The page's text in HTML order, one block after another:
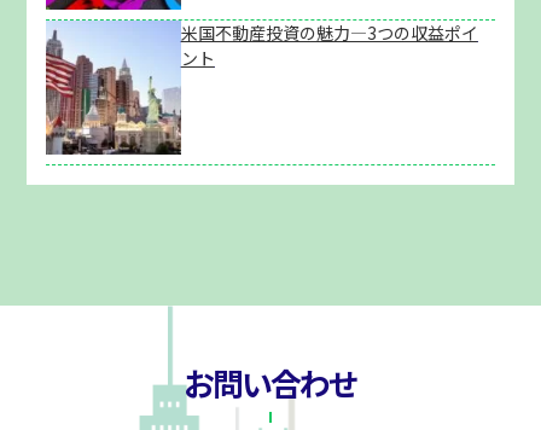
米国不動産投資の魅力―3つの収益ポイ
ント
お問い合わせ